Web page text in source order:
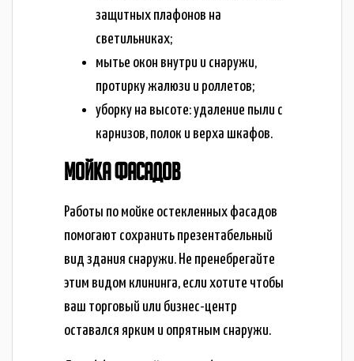
защитных плафонов на
светильниках;
мытье окон внутри и снаружи,
протирку жалюзи и роллетов;
уборку на высоте: удаление пыли с
карнизов, полок и верха шкафов.
МОЙКА ФАСАДОВ
Работы по мойке остекленных фасадов
помогают сохранить презентабельный
вид здания снаружи. Не пренебрегайте
этим видом клининга, если хотите чтобы
ваш торговый или бизнес-центр
оставался ярким и опрятным снаружи.